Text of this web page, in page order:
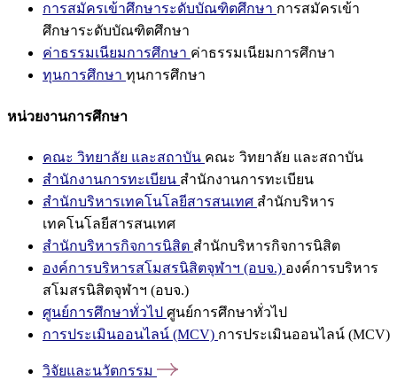
การสมัครเข้าศึกษาระดับบัณฑิตศึกษา การสมัครเข้า
ศึกษาระดับบัณฑิตศึกษา
ค่าธรรมเนียมการศึกษา ค่าธรรมเนียมการศึกษา
ทุนการศึกษา ทุนการศึกษา
หน่วยงานการศึกษา
คณะ วิทยาลัย และสถาบัน คณะ วิทยาลัย และสถาบัน
สำนักงานการทะเบียน สำนักงานการทะเบียน
สำนักบริหารเทคโนโลยีสารสนเทศ สำนักบริหาร
เทคโนโลยีสารสนเทศ
สำนักบริหารกิจการนิสิต สำนักบริหารกิจการนิสิต
องค์การบริหารสโมสรนิสิตจุฬาฯ (อบจ.) องค์การบริหาร
สโมสรนิสิตจุฬาฯ (อบจ.)
ศูนย์การศึกษาทั่วไป ศูนย์การศึกษาทั่วไป
การประเมินออนไลน์ (MCV) การประเมินออนไลน์ (MCV)
วิจัยและนวัตกรรม